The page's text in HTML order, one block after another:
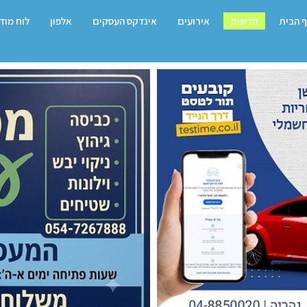
הבית חדשות אירועים אינדקס העסקים אלפון לוח